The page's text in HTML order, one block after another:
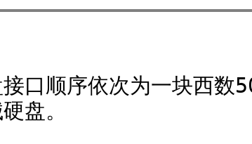
口顺序依次为一块西
盘。